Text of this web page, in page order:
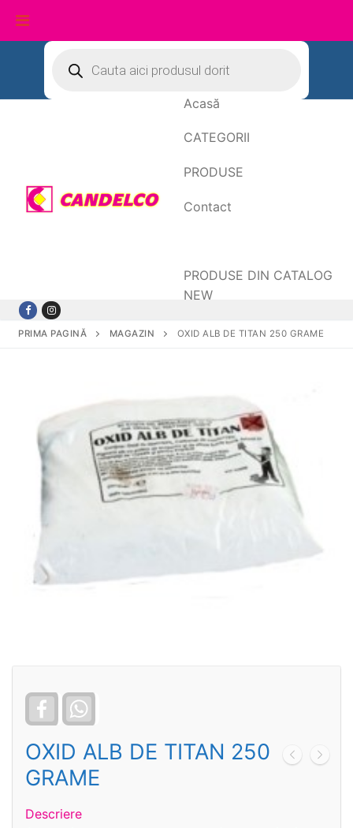
conținut
search
Acasă
CATEGORII
PRODUSE
Contact
PRODUSE DIN CATALOG
NEW
PRIMA PAGINĂ MAGAZIN OXID ALB DE TITAN 250 GRAME
Facebook
OXID ALB DE TITAN 250
GRAME
Descriere